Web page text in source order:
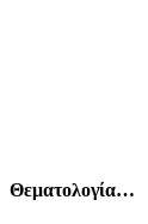
Θεματολογία…